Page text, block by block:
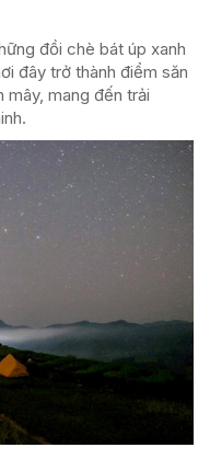
đồi chè bát úp xanh
đây trở thành điểm săn
mây, mang đến trải